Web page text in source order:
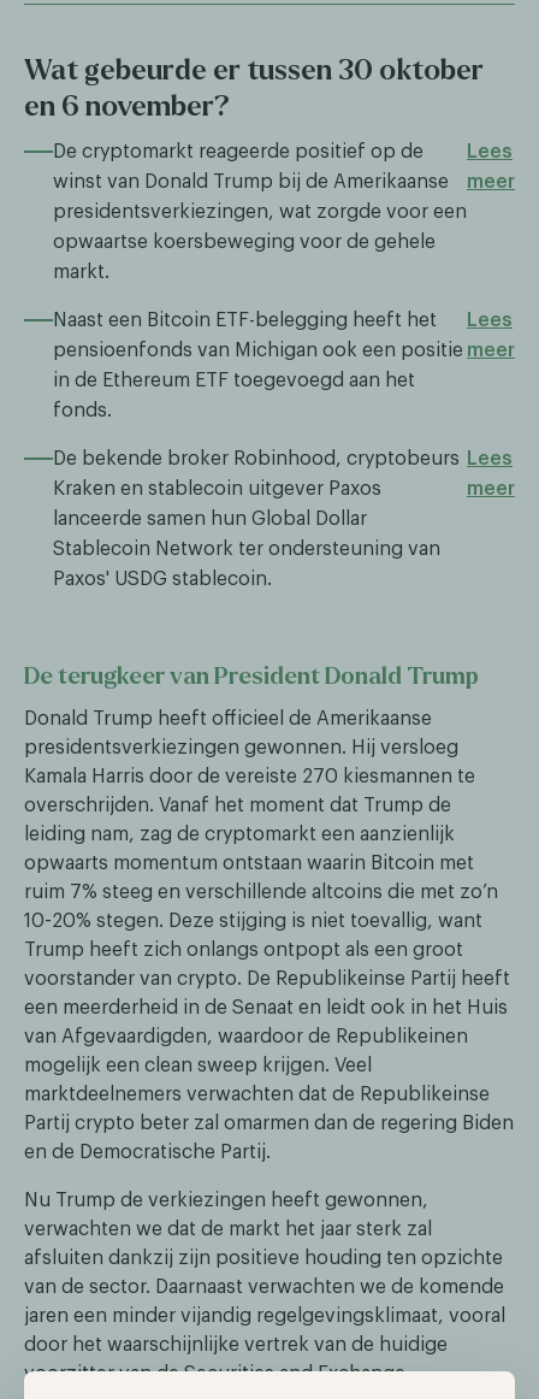
Wat gebeurde er tussen 30 oktober
en 6 november?
De cryptomarkt reageerde positief op de
winst van Donald Trump bij de Amerikaanse
presidentsverkiezingen, wat zorgde voor een
opwaartse koersbeweging voor de gehele
markt.
Lees
meer
Naast een Bitcoin ETF-belegging heeft het
pensioenfonds van Michigan ook een positie
in de Ethereum ETF toegevoegd aan het
fonds.
Lees
meer
De bekende broker Robinhood, cryptobeurs
Kraken en stablecoin uitgever Paxos
lanceerde samen hun Global Dollar
Stablecoin Network ter ondersteuning van
Paxos' USDG stablecoin.
Lees
meer
De terugkeer van President Donald Trump
Donald Trump heeft officieel de Amerikaanse
presidentsverkiezingen gewonnen. Hij versloeg
Kamala Harris door de vereiste 270 kiesmannen te
overschrijden. Vanaf het moment dat Trump de
leiding nam, zag de cryptomarkt een aanzienlijk
opwaarts momentum ontstaan waarin Bitcoin met
ruim 7% steeg en verschillende altcoins die met zo’n
10-20% stegen. Deze stijging is niet toevallig, want
Trump heeft zich onlangs ontpopt als een groot
voorstander van crypto. De Republikeinse Partij heeft
een meerderheid in de Senaat en leidt ook in het Huis
van Afgevaardigden, waardoor de Republikeinen
mogelijk een clean sweep krijgen. Veel
marktdeelnemers verwachten dat de Republikeinse
Partij crypto beter zal omarmen dan de regering Biden
en de Democratische Partij.
Nu Trump de verkiezingen heeft gewonnen,
verwachten we dat de markt het jaar sterk zal
afsluiten dankzij zijn positieve houding ten opzichte
van de sector. Daarnaast verwachten we de komende
jaren een minder vijandig regelgevingsklimaat, vooral
door het waarschijnlijke vertrek van de huidige
voorzitter van de Securities and Exchange